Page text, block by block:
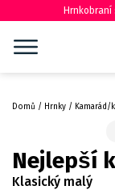
Domů Hrnky Kamarád/
Nejlepší
Klasický malý